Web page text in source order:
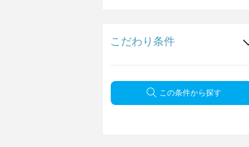
こだわり条件
この条件から探す